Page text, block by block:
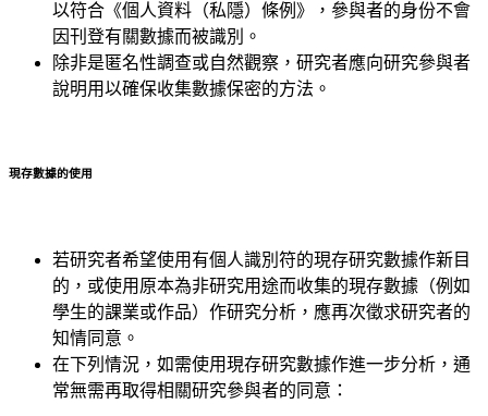
以符合《個人資料（私隱）條例》，參與者的身份不會
因刊登有關數據而被識別。
除非是匿名性調查或自然觀察，研究者應向研究參與者
說明用以確保收集數據保密的方法。
現存數據的使用
若研究者希望使用有個人識別符的現存研究數據作新目
的，或使用原本為非研究用途而收集的現存數據（例如
學生的課業或作品）作研究分析，應再次徵求研究者的
知情同意。
在下列情況，如需使用現存研究數據作進一步分析，通
常無需再取得相關研究參與者的同意：